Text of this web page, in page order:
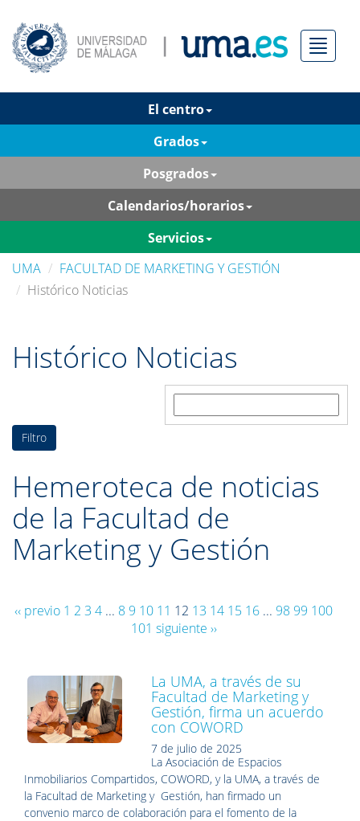
Menú
El centro
Grados
Posgrados
Calendarios/horarios
Servicios
UMA
FACULTAD DE MARKETING Y GESTIÓN
Histórico Noticias
Histórico Noticias
Hemeroteca de noticias
de la Facultad de
Marketing y Gestión
‹‹ previo 1 2 3 4 ... 8 9 10 11 12 13 14 15 16 ... 98 99 100
101 siguiente ››
La UMA, a través de su
Facultad de Marketing y
Gestión, firma un acuerdo
con COWORD
7 de julio de 2025
La Asociación de Espacios
Inmobiliarios Compartidos, COWORD, y la UMA, a través de
la Facultad de Marketing y Gestión, han firmado un
convenio marco de colaboración para el fomento de la